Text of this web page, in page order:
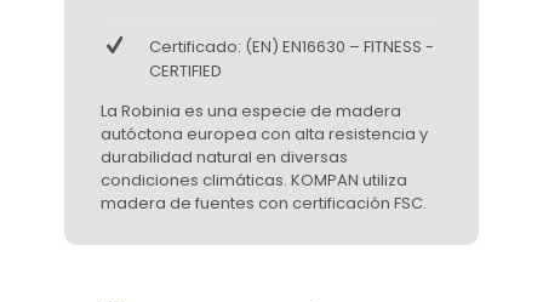
Certificado: (EN) EN16630 – FITNESS -
CERTIFIED
La Robinia es una especie de madera
autóctona europea con alta resistencia y
durabilidad natural en diversas
condiciones climáticas. KOMPAN utiliza
madera de fuentes con certificación FSC.